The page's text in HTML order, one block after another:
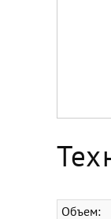
Объем: